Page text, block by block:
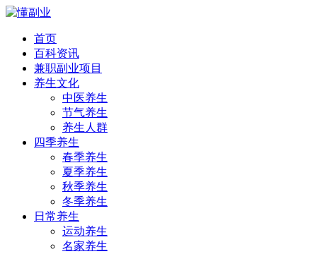
首页
百科资讯
兼职副业项目
养生文化
中医养生
节气养生
养生人群
四季养生
春季养生
夏季养生
秋季养生
冬季养生
日常养生
运动养生
名家养生